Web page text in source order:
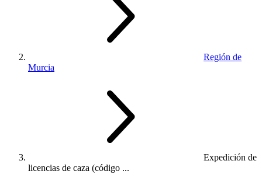
Región de
Murcia
Expedición de
licencias de caza (código ...